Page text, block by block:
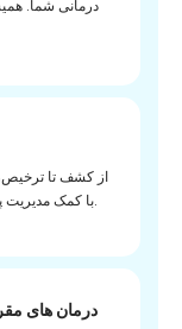
درمانی شما.
از کشف تا
با کمک مدیریت پرونده شامل اسناد مختلف دریافت کنید.
درمان های